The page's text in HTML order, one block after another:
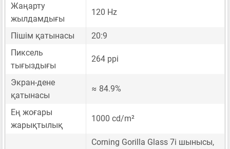
Жаңарту
жылдамдығы
120 Hz
Пішім қатынасы
20:9
Пиксель
тығыздығы
264 ppi
Экран-дене
қатынасы
≈ 84.9%
Ең жоғары
жарықтылық
1000 cd/m²
Corning Gorilla Glass 7i шынысы,